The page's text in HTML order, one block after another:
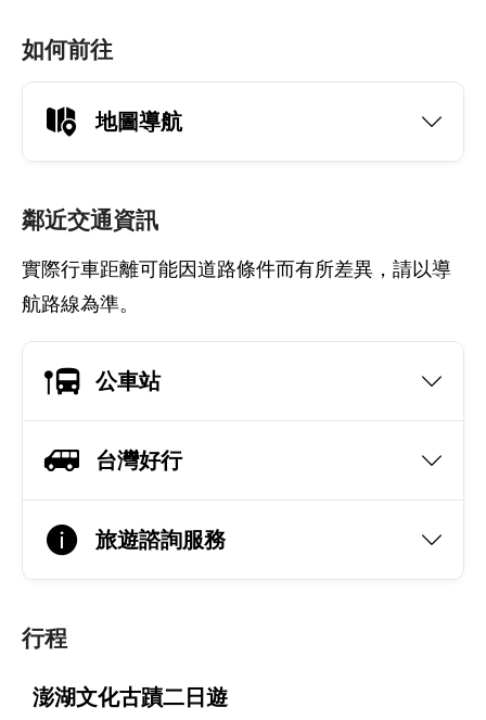
如何前往
地圖導航
鄰近交通資訊
實際行車距離可能因道路條件而有所差異，請以導
航路線為準。
公車站
台灣好行
旅遊諮詢服務
行程
澎湖文化古蹟二日遊